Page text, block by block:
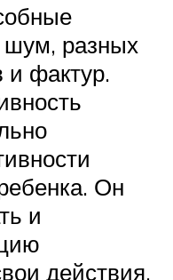
шум, разных
и фактур.
Он
и
действия,